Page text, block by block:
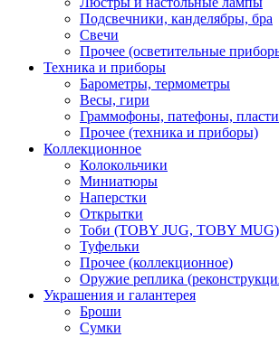
Подсвечники, канделябры, бра
Свечи
Прочее (осветительные
Техника и приборы
Барометры, термометры
Весы, гири
Граммофоны, патефоны,
Прочее (техника и приборы)
Коллекционное
Колокольчики
Миниатюры
Наперстки
Открытки
Тоби (TOBY JUG, TOBY MUG)
Туфельки
Прочее (коллекционное)
Оружие реплика
Украшения и галантерея
Броши
Сумки